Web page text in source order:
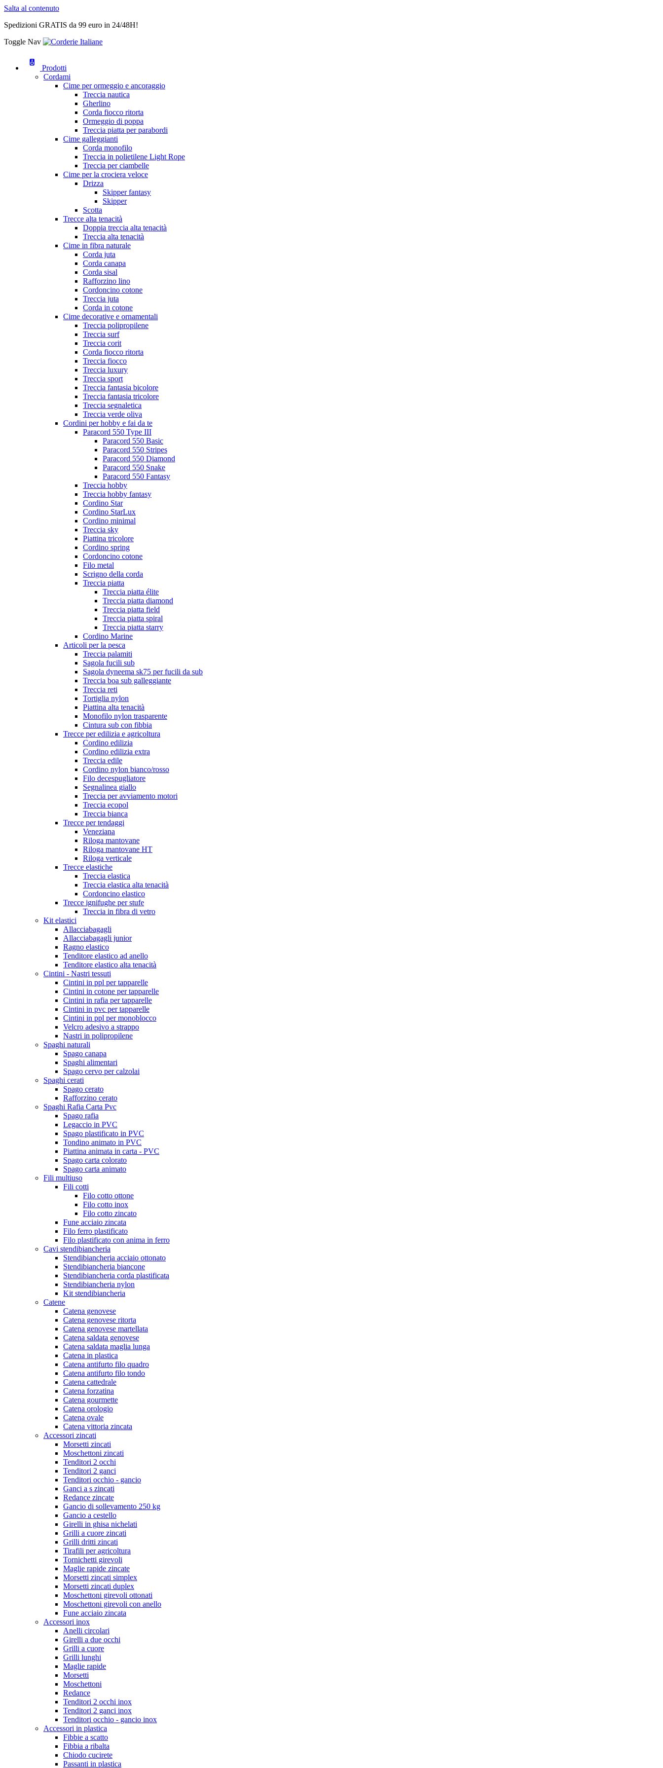
Salta al contenuto
Spedizioni GRATIS da 99 euro in 24/48H!
Toggle Nav
Prodotti
Cordami
Cime per ormeggio e ancoraggio
Treccia nautica
Gherlino
Corda fiocco ritorta
Ormeggio di poppa
Treccia piatta per parabordi
Cime galleggianti
Corda monofilo
Treccia in polietilene Light Rope
Treccia per ciambelle
Cime per la crociera veloce
Drizza
Skipper fantasy
Skipper
Scotta
Trecce alta tenacità
Doppia treccia alta tenacità
Treccia alta tenacità
Cime in fibra naturale
Corda juta
Corda canapa
Corda sisal
Rafforzino lino
Cordoncino cotone
Treccia juta
Corda in cotone
Cime decorative e ornamentali
Treccia polipropilene
Treccia surf
Treccia corit
Corda fiocco ritorta
Treccia fiocco
Treccia luxury
Treccia sport
Treccia fantasia bicolore
Treccia fantasia tricolore
Treccia segnaletica
Treccia verde oliva
Cordini per hobby e fai da te
Paracord 550 Type III
Paracord 550 Basic
Paracord 550 Stripes
Paracord 550 Diamond
Paracord 550 Snake
Paracord 550 Fantasy
Treccia hobby
Treccia hobby fantasy
Cordino Star
Cordino StarLux
Cordino minimal
Treccia sky
Piattina tricolore
Cordino spring
Cordoncino cotone
Filo metal
Scrigno della corda
Treccia piatta
Treccia piatta élite
Treccia piatta diamond
Treccia piatta field
Treccia piatta spiral
Treccia piatta starry
Cordino Marine
Articoli per la pesca
Treccia palamiti
Sagola fucili sub
Sagola dyneema sk75 per fucili da sub
Treccia boa sub galleggiante
Treccia reti
Tortiglia nylon
Piattina alta tenacità
Monofilo nylon trasparente
Cintura sub con fibbia
Trecce per edilizia e agricoltura
Cordino edilizia
Cordino edilizia extra
Treccia edile
Cordino nylon bianco/rosso
Filo decespugliatore
Segnalinea giallo
Treccia per avviamento motori
Treccia ecopol
Treccia bianca
Trecce per tendaggi
Veneziana
Riloga mantovane
Riloga mantovane HT
Riloga verticale
Trecce elastiche
Treccia elastica
Treccia elastica alta tenacità
Cordoncino elastico
Trecce ignifughe per stufe
Treccia in fibra di vetro
Kit elastici
Allacciabagagli
Allacciabagagli junior
Ragno elastico
Tenditore elastico ad anello
Tenditore elastico alta tenacità
Cintini - Nastri tessuti
Cintini in ppl per tapparelle
Cintini in cotone per tapparelle
Cintini in rafia per tapparelle
Cintini in pvc per tapparelle
Cintini in ppl per monoblocco
Velcro adesivo a strappo
Nastri in polipropilene
Spaghi naturali
Spago canapa
Spaghi alimentari
Spago cervo per calzolai
Spaghi cerati
Spago cerato
Rafforzino cerato
Spaghi Rafia Carta Pvc
Spago rafia
Legaccio in PVC
Spago plastificato in PVC
Tondino animato in PVC
Piattina animata in carta - PVC
Spago carta colorato
Spago carta animato
Fili multiuso
Fili cotti
Filo cotto ottone
Filo cotto inox
Filo cotto zincato
Fune acciaio zincata
Filo ferro plastificato
Filo plastificato con anima in ferro
Cavi stendibiancheria
Stendibiancheria acciaio ottonato
Stendibiancheria biancone
Stendibiancheria corda plastificata
Stendibiancheria nylon
Kit stendibiancheria
Catene
Catena genovese
Catena genovese ritorta
Catena genovese martellata
Catena saldata genovese
Catena saldata maglia lunga
Catena in plastica
Catena antifurto filo quadro
Catena antifurto filo tondo
Catena cattedrale
Catena forzatina
Catena gourmette
Catena orologio
Catena ovale
Catena vittoria zincata
Accessori zincati
Morsetti zincati
Moschettoni zincati
Tenditori 2 occhi
Tenditori 2 ganci
Tenditori occhio - gancio
Ganci a s zincati
Redance zincate
Gancio di sollevamento 250 kg
Gancio a cestello
Girelli in ghisa nichelati
Grilli a cuore zincati
Grilli dritti zincati
Tirafili per agricoltura
Tornichetti girevoli
Maglie rapide zincate
Morsetti zincati simplex
Morsetti zincati duplex
Moschettoni girevoli ottonati
Moschettoni girevoli con anello
Fune acciaio zincata
Accessori inox
Anelli circolari
Girelli a due occhi
Grilli a cuore
Grilli lunghi
Maglie rapide
Morsetti
Moschettoni
Redance
Tenditori 2 occhi inox
Tenditori 2 ganci inox
Tenditori occhio - gancio inox
Accessori in plastica
Fibbie a scatto
Fibbia a ribalta
Chiodo cucirete
Passanti in plastica